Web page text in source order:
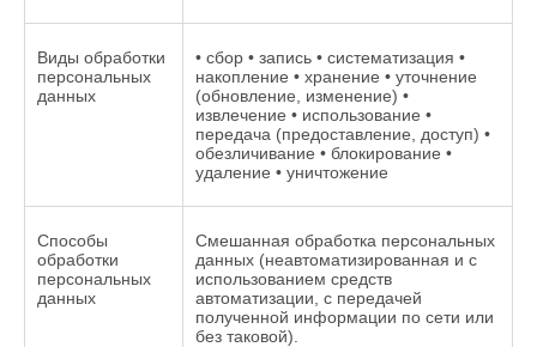
Виды обработки
персональных
данных
• сбор • запись • систематизация •
накопление • хранение • уточнение
(обновление, изменение) •
извлечение • использование •
передача (предоставление, доступ) •
обезличивание • блокирование •
удаление • уничтожение
Способы
обработки
персональных
данных
Смешанная обработка персональных
данных (неавтоматизированная и с
использованием средств
автоматизации, с передачей
полученной информации по сети или
без таковой).